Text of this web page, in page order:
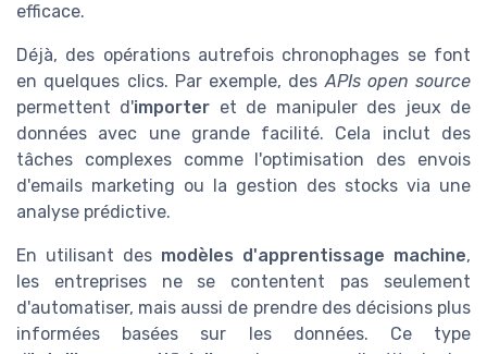
efficace.
Déjà, des opérations autrefois chronophages se font
en quelques clics. Par exemple, desAPIs open source
permettent d'importer et de manipuler des jeux de
données avec une grande facilité. Cela inclut des
tâches complexes comme l'optimisation des envois
d'emails marketing ou la gestion des stocks via une
analyse prédictive.
En utilisant des modèles d'apprentissage machine,
les entreprises ne se contentent pas seulement
d'automatiser, mais aussi de prendre des décisions plus
informées basées sur les données. Ce type